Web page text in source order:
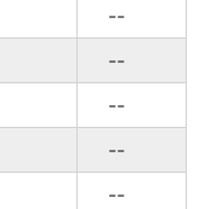
--
--
--
--
--